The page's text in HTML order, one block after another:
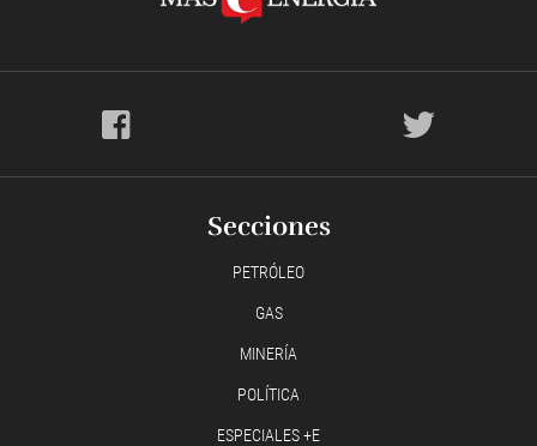
Secciones
PETRÓLEO
GAS
MINERÍA
POLÍTICA
ESPECIALES +E